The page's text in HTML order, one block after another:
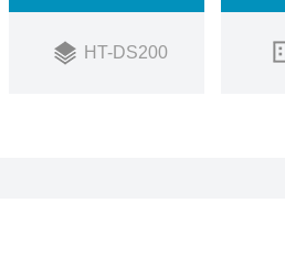
HT-DS200